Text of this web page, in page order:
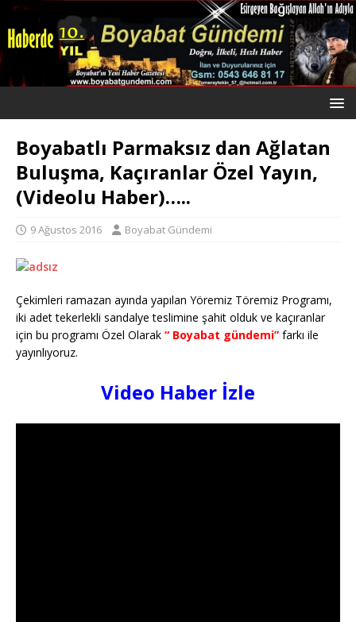
Boyabatlı Parmaksız dan Ağlatan
Buluşma, Kaçıranlar Özel Yayın,
(Videolu Haber)…..
9 Ağustos 2016 Boyabat Gündemi
Çekimleri ramazan ayında yapılan Yöremiz Töremiz Programı,
iki adet tekerlekli sandalye teslimine şahit olduk ve kaçıranlar
için bu programı Özel Olarak “ Boyabat gündemi” farkı ile
yayınlıyoruz.
Video Haber İzle